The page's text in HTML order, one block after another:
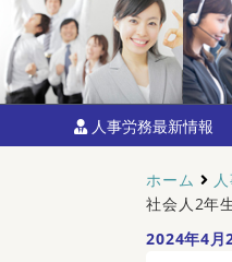
人事労務最新情報
ホーム
社会人2年
2024年4月